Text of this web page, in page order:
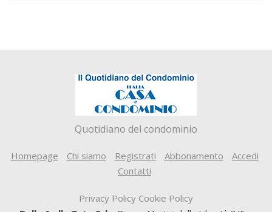
Quotidiano del condominio
Homepage Chi siamo Registrati Abbonamento
Accedi
Contatti
Privacy Policy Cookie Policy